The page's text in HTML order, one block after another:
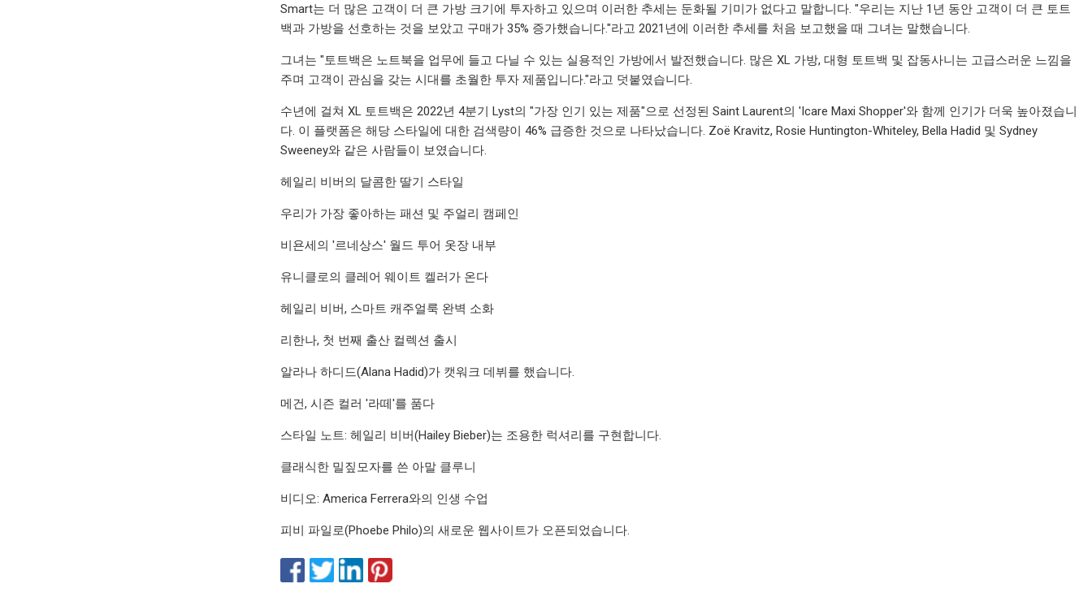
Smart는 더 많은 고객이 더 큰 가방 크기에 투자하고 있으며 이러한 추세는 둔화될 기미가 없다고 말합니다. "우리는 지난 1년 동안 고객이 더 큰 토트
백과 가방을 선호하는 것을 보았고 구매가 35% 증가했습니다."라고 2021년에 이러한 추세를 처음 보고했을 때 그녀는 말했습니다.
그녀는 "토트백은 노트북을 업무에 들고 다닐 수 있는 실용적인 가방에서 발전했습니다. 많은 XL 가방, 대형 토트백 및 잡동사니는 고급스러운 느낌을
주며 고객이 관심을 갖는 시대를 초월한 투자 제품입니다."라고 덧붙였습니다.
수년에 걸쳐 XL 토트백은 2022년 4분기 Lyst의 "가장 인기 있는 제품"으로 선정된 Saint Laurent의 'Icare Maxi Shopper'와 함께 인기가 더욱 높아졌습니
다. 이 플랫폼은 해당 스타일에 대한 검색량이 46% 급증한 것으로 나타났습니다. Zoë Kravitz, Rosie Huntington-Whiteley, Bella Hadid 및 Sydney
Sweeney와 같은 사람들이 보였습니다.
헤일리 비버의 달콤한 딸기 스타일
우리가 가장 좋아하는 패션 및 주얼리 캠페인
비욘세의 '르네상스' 월드 투어 옷장 내부
유니클로의 클레어 웨이트 켈러가 온다
헤일리 비버, 스마트 캐주얼룩 완벽 소화
리한나, 첫 번째 출산 컬렉션 출시
알라나 하디드(Alana Hadid)가 캣워크 데뷔를 했습니다.
메건, 시즌 컬러 '라떼'를 품다
스타일 노트: 헤일리 비버(Hailey Bieber)는 조용한 럭셔리를 구현합니다.
클래식한 밀짚모자를 쓴 아말 클루니
비디오: America Ferrera와의 인생 수업
피비 파일로(Phoebe Philo)의 새로운 웹사이트가 오픈되었습니다.